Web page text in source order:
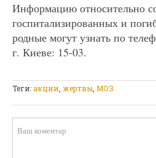
Информацию относительно
госпитализированных и
родные могут узнать по
г. Киеве: 15-03.
Теги:акции, жертвы, МОЗ